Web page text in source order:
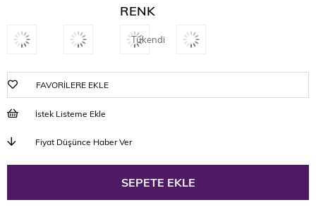
RENK
Tükendi
FAVORILERE EKLE
İstek Listeme Ekle
Fiyat Düşünce Haber Ver